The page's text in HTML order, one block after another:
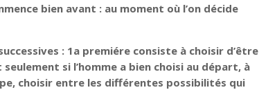
bien avant : au moment où l’on décide
: 1a premiére consiste à choisir d’être
si l’homme a bien choisi au départ, à
choisir entre les différentes possibilités qui